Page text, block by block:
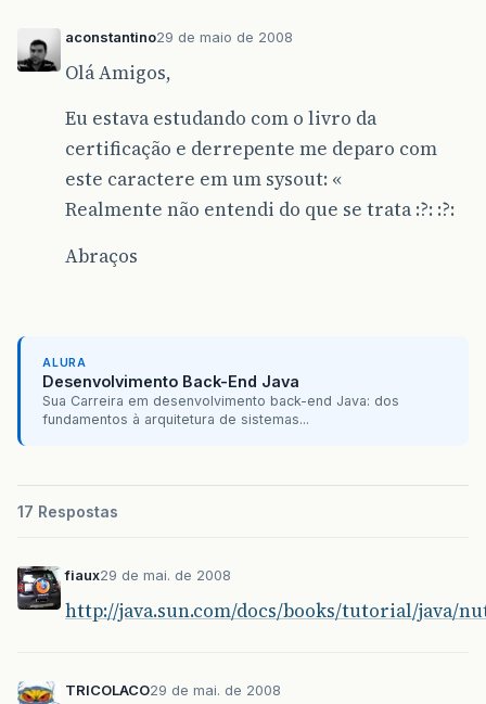
aconstantino29 de maio de 2008
Olá Amigos,
Eu estava estudando com o livro da
certificação e derrepente me deparo com
este caractere em um sysout: «
Realmente não entendi do que se trata :?: :?:
Abraços
ALURA
Desenvolvimento Back-End Java
Sua Carreira em desenvolvimento back-end Java: dos
fundamentos à arquitetura de sistemas...
17 Respostas
fiaux29 de mai. de 2008
http://java.sun.com/docs/books/tutorial/java/
TRICOLACO29 de mai. de 2008